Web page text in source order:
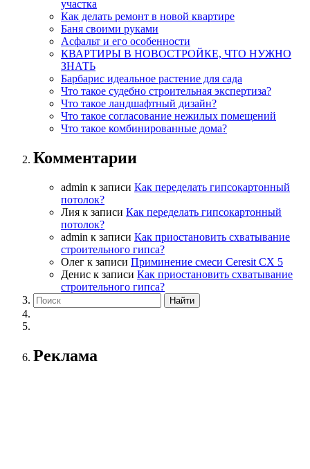
участка
Как делать ремонт в новой квартире
Баня своими руками
Асфальт и его особенности
КВАРТИРЫ В НОВОСТРОЙКЕ, ЧТО НУЖНО
ЗНАТЬ
Барбарис идеальное растение для сада
Что такое судебно строительная экспертиза?
Что такое ландшафтный дизайн?
Что такое согласование нежилых помещений
Что такое комбинированные дома?
Комментарии
admin к записи Как переделать гипсокартонный
потолок?
Лия к записи Как переделать гипсокартонный
потолок?
admin к записи Как приостановить схватывание
строительного гипса?
Олег к записи Приминение смеси Ceresit СХ 5
Денис к записи Как приостановить схватывание
строительного гипса?
Реклама